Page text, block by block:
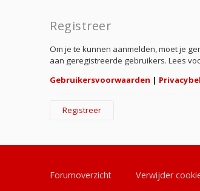
Registreer
Om je te kunnen aanmelden, moet je
aan geregistreerde gebruikers. Lees
Gebruikersvoorwaarden |
Registreer
Forumoverzicht Verwijder